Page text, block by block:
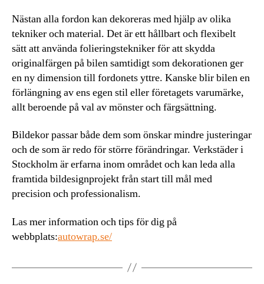
Nästan alla fordon kan dekoreras med hjälp av olika
tekniker och material. Det är ett hållbart och flexibelt
sätt att använda folieringstekniker för att skydda
originalfärgen på bilen samtidigt som dekorationen ger
en ny dimension till fordonets yttre. Kanske blir bilen en
förlängning av ens egen stil eller företagets varumärke,
allt beroende på val av mönster och färgsättning.
Bildekor passar både dem som önskar mindre justeringar
och de som är redo för större förändringar. Verkstäder i
Stockholm är erfarna inom området och kan leda alla
framtida bildesignprojekt från start till mål med
precision och professionalism.
Las mer information och tips för dig på
webbplats:autowrap.se/